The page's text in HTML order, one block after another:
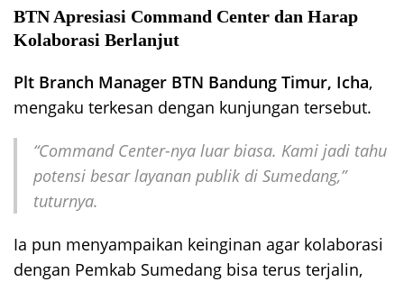
BTN Apresiasi Command Center dan Harap
Kolaborasi Berlanjut
Plt Branch Manager BTN Bandung Timur, Icha,
mengaku terkesan dengan kunjungan tersebut.
“Command Center-nya luar biasa. Kami jadi tahu
potensi besar layanan publik di Sumedang,”
tuturnya.
Ia pun menyampaikan keinginan agar kolaborasi
dengan Pemkab Sumedang bisa terus terjalin,